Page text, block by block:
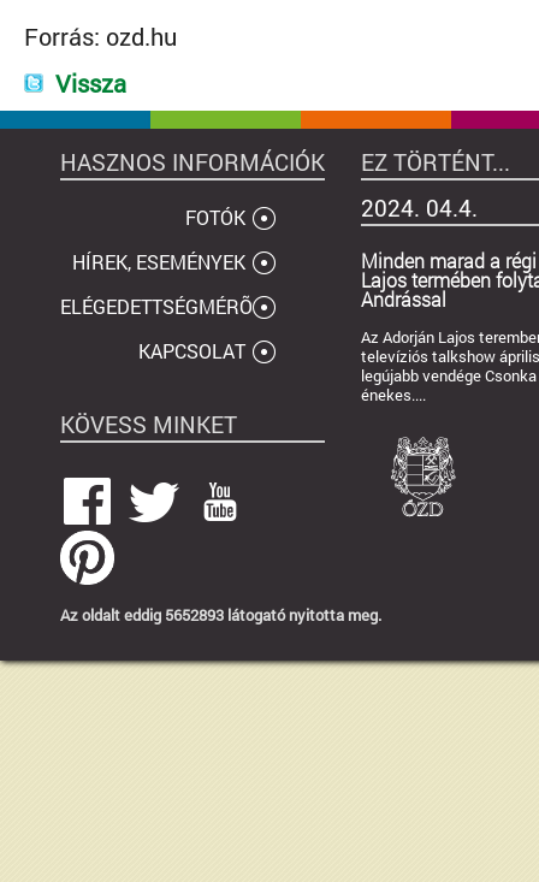
Forrás: ozd.hu
Vissza
HASZNOS INFORMÁCIÓK EZ TÖRTÉNT...
FOTÓK
HÍREK, ESEMÉNYEK
ELÉGEDETTSÉGMÉRÕ
KAPCSOLAT
KÖVESS MINKET
2024. 04.4.
Minden marad a
Lajos termében
Andrással
Az Adorján Lajos
televíziós talkshow
legújabb vendége
énekes....
Az oldalt eddig 5652893 látogató nyitotta meg.